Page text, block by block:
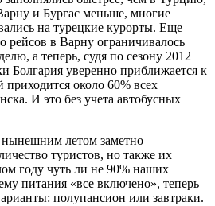
и Бургас меньше, многие
на турецкие курорты. Еще
рейсов в Варну ограничивалось
а теперь, судя по сезону 2012
Болгария уверенно приближается к
около 60% всех
И это без учета автобусных
летом заметно
туристов, но также их
году чуть ли не 90% наших
питания «все включено», теперь
полупансион или завтраки.